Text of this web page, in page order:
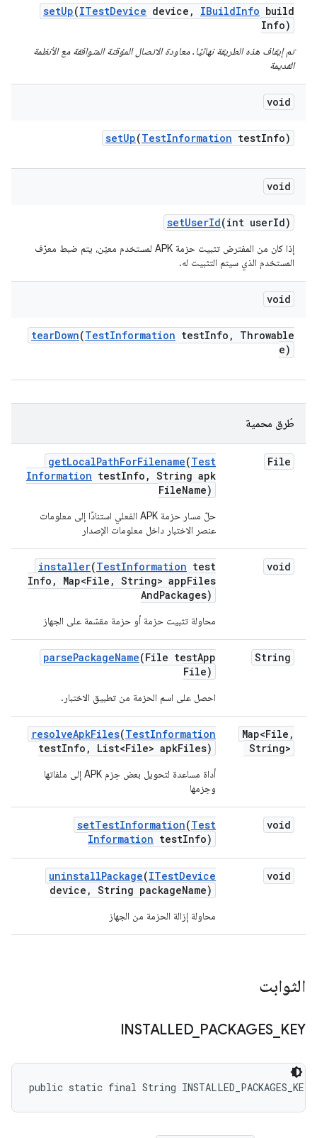
setUp(ITestDevice device , IBuildInfo build
Info)
تم إيقاف هذه الطريقة نهائيًا. معاودة الاتصال المؤقتة المتوافقة مع الأنظمة
القديمة
void
setUp(TestInformation testInfo)
void
setUserId(int userId)
إذا كان من المفترض تثبيت حزمة APK لمستخدم معيّن، يتم ضبط معرّف
المستخدم الذي سيتم التثبيت له.
void
tearDown(TestInformation testInfo ,
Throwable
e)
طُرق محمية
File
getLocalPathForFilename(Test
Information testInfo , String apk
FileName)
حلّ مسار حزمة APK الفعلي استنادًا إلى معلومات
عنصر الاختبار داخل معلومات الإصدار
void
installer(TestInformation test
Info , Map<File , String> appFiles
AndPackages)
محاولة تثبيت حزمة أو حزمة مقسّمة على الجهاز
String
parsePackageName(File testApp
File)
احصل على اسم الحزمة من تطبيق الاختبار.
Map<File ,
String>
resolveApkFiles(TestInformation
testInfo , List<File> apkFiles)
أداة مساعدة لتحويل بعض حِزم APK إلى ملفاتها
وحِزمها
void
setTestInformation(Test
Information testInfo)
void
uninstallPackage(ITestDevice
device , String packageName)
محاولة إزالة الحزمة من الجهاز
الثوابت
INSTALLED_ PACKAGES KEY
public static final String INSTALLED_PACKAGES_KEY